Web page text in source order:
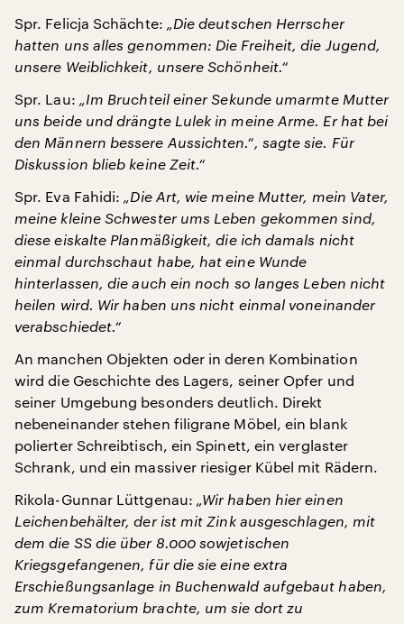
Spr. Felicja Schächte: „Die deutschen Herrscher
hatten uns alles genommen: Die Freiheit, die Jugend,
unsere Weiblichkeit, unsere Schönheit.“
Spr. Lau: „Im Bruchteil einer Sekunde umarmte Mutter
uns beide und drängte Lulek in meine Arme. Er hat bei
den Männern bessere Aussichten.“, sagte sie. Für
Diskussion blieb keine Zeit.“
Spr. Eva Fahidi: „Die Art, wie meine Mutter, mein Vater,
meine kleine Schwester ums Leben gekommen sind,
diese eiskalte Planmäßigkeit, die ich damals nicht
einmal durchschaut habe, hat eine Wunde
hinterlassen, die auch ein noch so langes Leben nicht
heilen wird. Wir haben uns nicht einmal voneinander
verabschiedet.“
An manchen Objekten oder in deren Kombination
wird die Geschichte des Lagers, seiner Opfer und
seiner Umgebung besonders deutlich. Direkt
nebeneinander stehen filigrane Möbel, ein blank
polierter Schreibtisch, ein Spinett, ein verglaster
Schrank, und ein massiver riesiger Kübel mit Rädern.
Rikola-Gunnar Lüttgenau: „Wir haben hier einen
Leichenbehälter, der ist mit Zink ausgeschlagen, mit
dem die SS die über 8.000 sowjetischen
Kriegsgefangenen, für die sie eine extra
Erschießungsanlage in Buchenwald aufgebaut haben,
zum Krematorium brachte, um sie dort zu